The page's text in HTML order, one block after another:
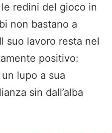
redini del gioco in
non bastano a
suo lavoro resta nel
positivo:
lupo a sua
sin dall’alba